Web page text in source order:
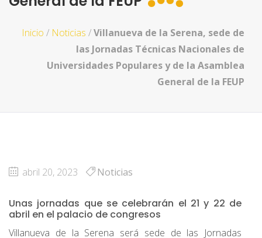
Inicio / Noticias /Villanueva de la Serena, sede de
las Jornadas Técnicas Nacionales de
Universidades Populares y de la Asamblea
General de la FEUP
abril 20, 2023 Noticias
Unas jornadas que se celebrarán el 21 y 22 de
abril en el palacio de congresos
Villanueva de la Serena será sede de las Jornadas